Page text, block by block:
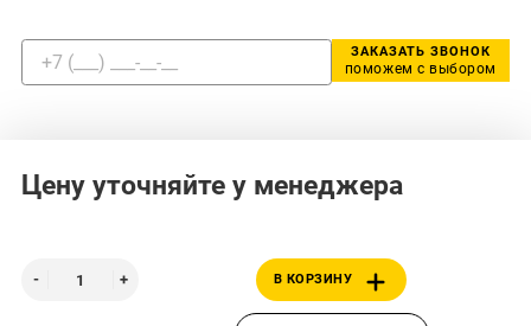
ЗАКАЗАТЬ ЗВОНОК
поможем с выбором
Цену уточняйте у менеджера
В КОРЗИНУ